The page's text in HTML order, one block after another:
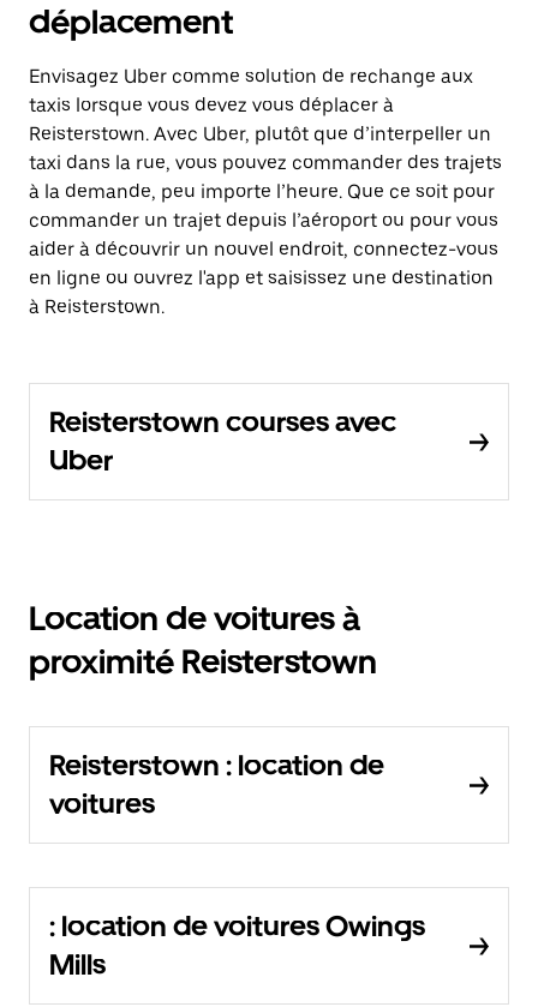
déplacement
Envisagez Uber comme solution de rechange aux
taxis lorsque vous devez vous déplacer à
Reisterstown. Avec Uber, plutôt que d’interpeller un
taxi dans la rue, vous pouvez commander des trajets
à la demande, peu importe l’heure. Que ce soit pour
commander un trajet depuis l’aéroport ou pour vous
aider à découvrir un nouvel endroit, connectez-vous
en ligne ou ouvrez l'app et saisissez une destination
à Reisterstown.
Reisterstown courses avec
Uber
Location de voitures à
proximité Reisterstown
Reisterstown : location de
voitures
: location de voitures Owings
Mills